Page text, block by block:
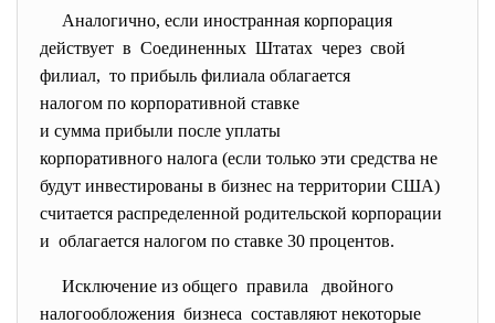
Аналогично, если иностранная корпорация
действует в Соединенных Штатах через свой
филиал, то прибыль филиала облагается
налогом по корпоративной ставке
и сумма прибыли после уплаты
корпоративного налога (если только эти средства не
будут инвестированы в бизнес на территории США)
считается распределенной родительской корпорации
и облагается налогом по ставке 30 процентов.
Исключение из общего правила двойного
налогообложения бизнеса составляют некоторые